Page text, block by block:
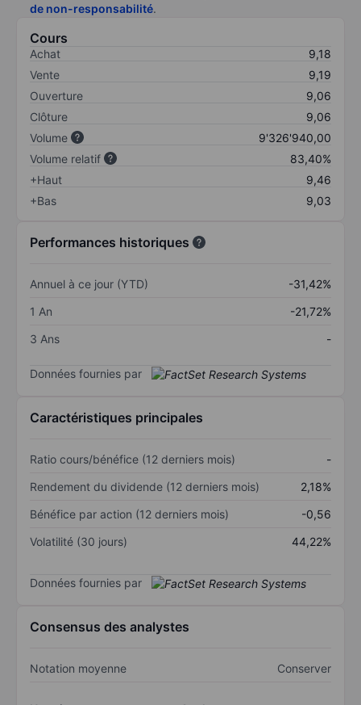
de non-responsabilité.
Cours
Achat
9,18
Vente
9,19
Ouverture
9,06
Clôture
9,06
Volume
9'326'940,00
Volume relatif
83,40%
+Haut
9,46
+Bas
9,03
Performances historiques
Annuel à ce jour (YTD)
-31,42%
1 An
-21,72%
3 Ans
-
Données fournies par
Caractéristiques principales
Ratio cours/bénéfice (12 derniers mois)
-
Rendement du dividende (12 derniers mois)
2,18%
Bénéfice par action (12 derniers mois)
-0,56
Volatilité (30 jours)
44,22%
Données fournies par
Consensus des analystes
Notation moyenne Conserver